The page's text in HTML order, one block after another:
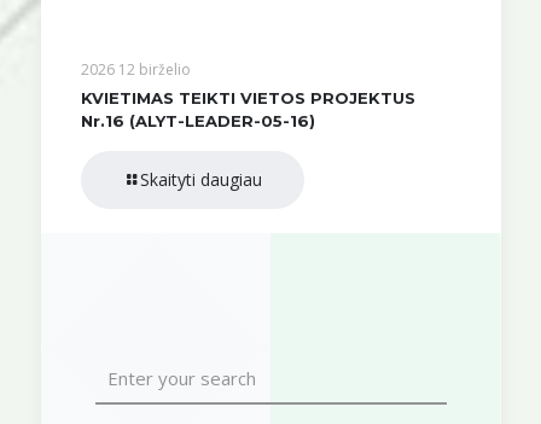
2026 12 birželio
KVIETIMAS TEIKTI VIETOS PROJEKTUS
Nr.16 (ALYT-LEADER-05-16)
Skaityti daugiau